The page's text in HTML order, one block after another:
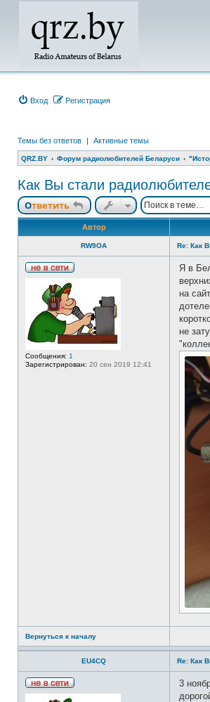
Вход Регистрация
Темы без ответов | Активные темы
QRZ.BY Форум радиолюбителей Беларуси
Как Вы стали
Ответить
Автор
RW9OA
с
е
т
и
Сообщения: 1
Зарегистрирован: 20 сен 2019 12:41
Re: Как
Я в
на
не
Вернуться к началу
EU4CQ
Н
Re: Как
3